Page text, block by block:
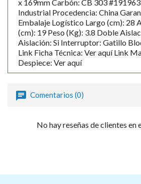
x 169mm Carbón: CB 303
Industrial Procedencia: China
Embalaje Logístico Largo (cm): 28
(cm): 19 Peso (Kg): 3.8 Doble
Aislación: Si Interruptor: Gatillo
Link Ficha Técnica: Ver aquí Link
Despiece: Ver aquí
Comentarios (0)
No hay reseñas de clientes en